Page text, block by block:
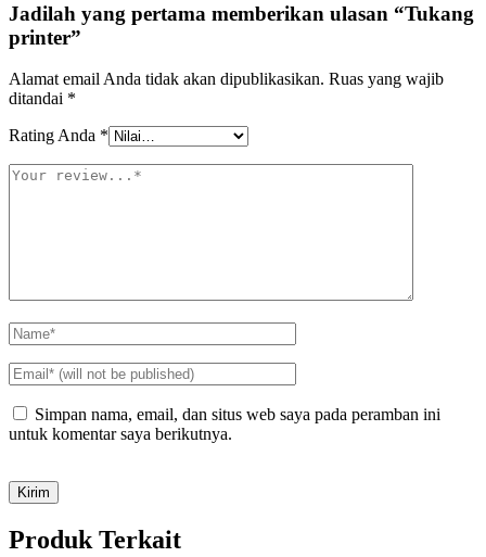
Jadilah yang pertama memberikan ulasan “Tukang
printer”
Alamat email Anda tidak akan dipublikasikan. Ruas yang wajib
ditandai *
Rating Anda *
Simpan nama, email, dan situs web saya pada peramban ini
untuk komentar saya berikutnya.
Produk Terkait